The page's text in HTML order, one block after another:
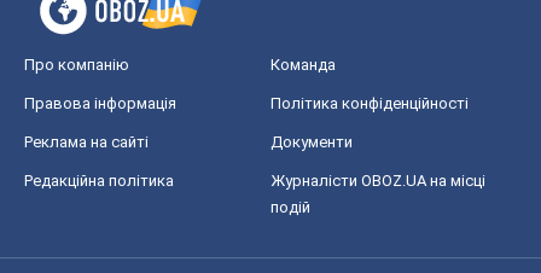
Про компанію Команда
Правова інформація Політика конфіденційності
Реклама на сайті Документи
Редакційна політика
Журналісти OBOZ.UA на місці
подій